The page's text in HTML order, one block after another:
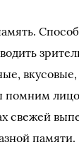
помним
свежей
памяти.